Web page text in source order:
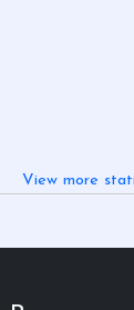
View more